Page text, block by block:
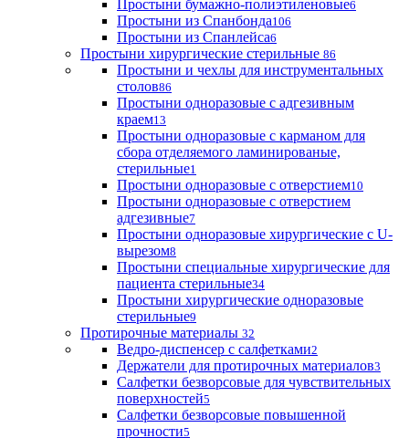
Простыни бумажно-полиэтиленовые6
Простыни из Спанбонда106
Простыни из Спанлейса6
Простыни хирургические стерильные 86
Простыни и чехлы для инструментальных
столов86
Простыни одноразовые с адгезивным
краем13
Простыни одноразовые с карманом для
сбора отделяемого ламинированые,
стерильные1
Простыни одноразовые с отверстием10
Простыни одноразовые с отверстием
адгезивные7
Простыни одноразовые хирургические с U-
вырезом8
Простыни специальные хирургические для
пациента стерильные34
Простыни хирургические одноразовые
стерильные9
Протирочные материалы 32
Ведро-диспенсер с салфетками2
Держатели для протирочных материалов3
Салфетки безворсовые для чувствительных
поверхностей5
Салфетки безворсовые повышенной
прочности5